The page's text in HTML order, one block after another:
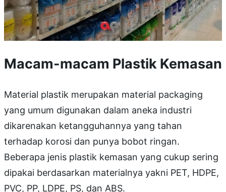
Macam-macam Plastik Kemasan
Material plastik merupakan material packaging
yang umum digunakan dalam aneka industri
dikarenakan ketangguhannya yang tahan
terhadap korosi dan punya bobot ringan.
Beberapa jenis plastik kemasan yang cukup sering
dipakai berdasarkan materialnya yakni PET, HDPE,
PVC, PP, LDPE, PS, dan ABS.